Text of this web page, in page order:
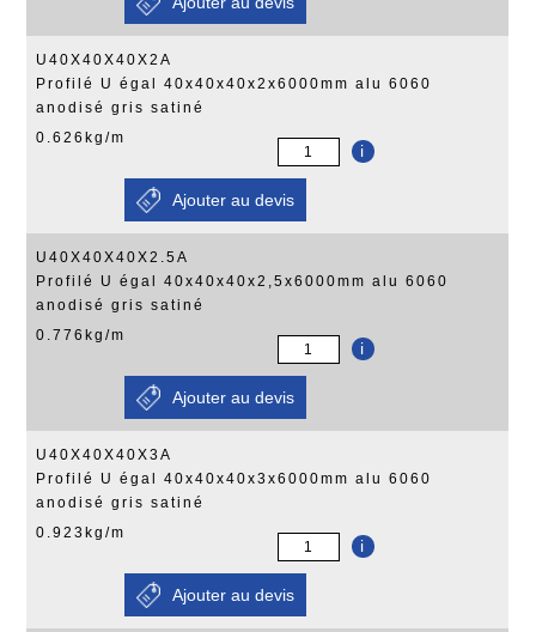
U40X40X40X2A
Profilé U égal 40x40x40x2x6000mm alu 6060
anodisé gris satiné
0.626kg/m
i
U40X40X40X2.5A
Profilé U égal 40x40x40x2,5x6000mm alu 6060
anodisé gris satiné
0.776kg/m
i
U40X40X40X3A
Profilé U égal 40x40x40x3x6000mm alu 6060
anodisé gris satiné
0.923kg/m
i